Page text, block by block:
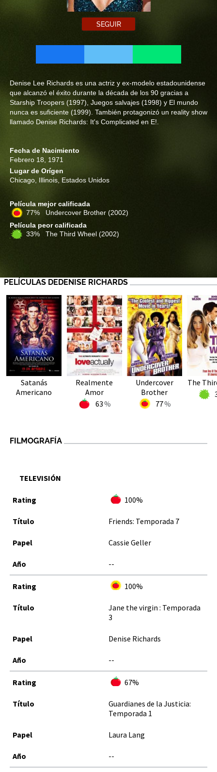
SEGUIR
Denise Lee Richards es una actriz y ex-modelo estadounidense
que alcanzó el éxito durante la década de los 90 gracias a
Starship Troopers (1997), Juegos salvajes (1998) y El mundo
nunca es suficiente (1999). También protagonizó un reality show
llamado Denise Richards: It's Complicated en E!.
Fecha de Nacimiento
Febrero 18, 1971
Lugar de Orígen
Chicago, Illinois, Estados Unidos
Película mejor calificada
77% Undercover Brother (2002)
Película peor calificada
33% The Third Wheel (2002)
PELÍCULAS DEDENISE RICHARDS
Satanás
Americano
Realmente
Amor
63
Undercover
Brother
77
The
FILMOGRAFÍA
TELEVISIÓN
100%
Friends: Temporada 7
Cassie Geller
--
100%
Jane the virgin : Temporada
3
Denise Richards
--
67%
Guardianes de la Justicia:
Temporada 1
Laura Lang
--